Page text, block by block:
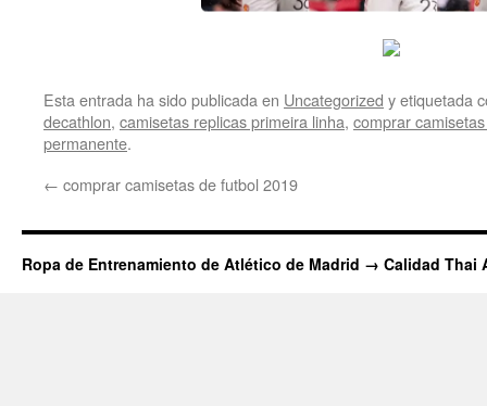
Esta entrada ha sido publicada en Uncategorized y etiquetada
decathlon, camisetas replicas primeira linha, comprar
permanente.
← comprar camisetas de futbol 2019
Ropa de Entrenamiento de Atlético de Madrid → Calidad Thai